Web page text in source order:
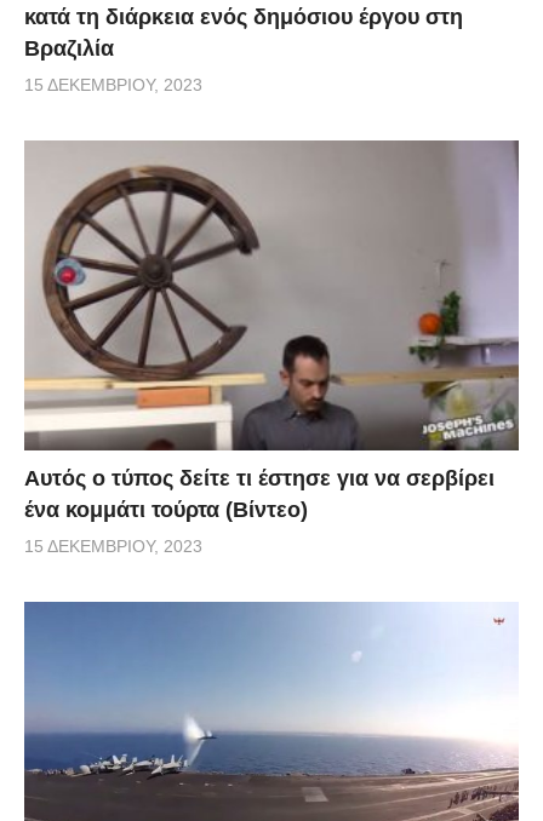
κατά τη διάρκεια ενός δημόσιου έργου στη
Βραζιλία
15 ΔΕΚΕΜΒΡΊΟΥ, 2023
Αυτός ο τύπος δείτε τι έστησε για να σερβίρει
ένα κομμάτι τούρτα (Βίντεο)
15 ΔΕΚΕΜΒΡΊΟΥ, 2023